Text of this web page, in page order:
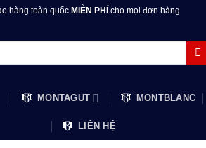
hàng toàn quốc MIỄN PHÍ cho mọi đơn hàng
MONTAGUT MONTBLANC
LIÊN HỆ